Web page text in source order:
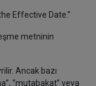
Effective Date.”
metninin
Ancak bazı
“mutabakat” veya